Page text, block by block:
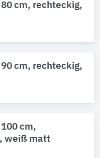
cm, rechteckig,
cm, rechteckig,
cm,
weiß matt